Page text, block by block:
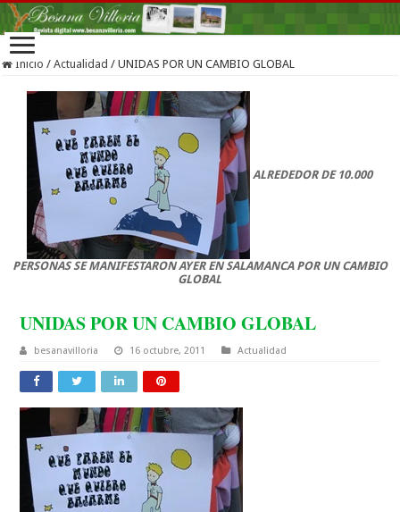
Inicio / Actualidad / UNIDAS POR UN CAMBIO GLOBAL
ALREDEDOR DE 10.000
PERSONAS SE MANIFESTARON AYER EN SALAMANCA POR UN CAMBIO
GLOBAL
UNIDAS POR UN CAMBIO GLOBAL
besanavilloria 16 octubre, 2011 Actualidad